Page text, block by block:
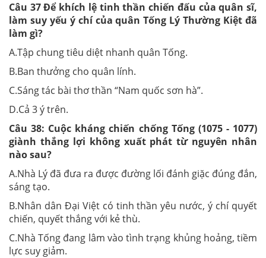
Câu 37Để khích lệ tinh thần chiến đấu của quân sĩ,
làm suy yếu ý chí của quân Tống Lý Thường Kiệt đã
làm gì?
A.Tập chung tiêu diệt nhanh quân Tống.
B.Ban thưởng cho quân lính.
C.Sáng tác bài thơ thần “Nam quốc sơn hà”.
D.Cả 3 ý trên.
Câu 38: Cuộc kháng chiến chống Tống (1075 - 1077)
giành thắng lợi không xuất phát từ nguyên nhân
nào sau?
A.Nhà Lý đã đưa ra được đường lối đánh giặc đúng đắn,
sáng tạo.
B.Nhân dân Đại Việt có tinh thần yêu nước, ý chí quyết
chiến, quyết thắng với kẻ thù.
C.Nhà Tống đang lâm vào tình trạng khủng hoảng, tiềm
lực suy giảm.